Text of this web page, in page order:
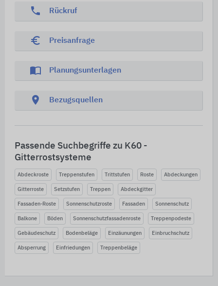
phone Rückruf
euro_symbol Preisanfrage
import_contacts Planungsunterlagen
location_on Bezugsquellen
Passende Suchbegriffe zu K60 -
Gitterrostsysteme
Abdeckroste Treppenstufen Trittstufen Roste Abdeckungen
Gitterroste Setzstufen Treppen Abdeckgitter
Fassaden-Roste Sonnenschutzroste Fassaden Sonnenschutz
Balkone Böden Sonnenschutzfassadenroste Treppenpodeste
Gebäudeschutz Bodenbeläge Einzäunungen Einbruchschutz
Absperrung Einfriedungen Treppenbeläge